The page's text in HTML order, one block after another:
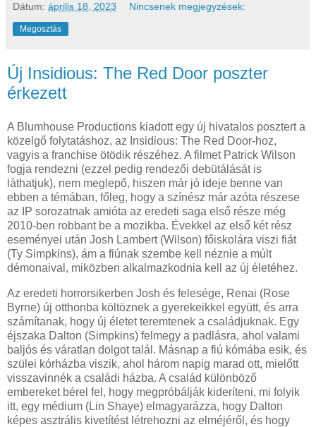
Dátum: április 18, 2023 Nincsenek megjegyzések:
Megosztás
Új Insidious: The Red Door poszter
érkezett
A Blumhouse Productions kiadott egy új hivatalos posztert a
közelgő folytatáshoz, az Insidious: The Red Door-hoz,
vagyis a franchise ötödik részéhez. A filmet Patrick Wilson
fogja rendezni (ezzel pedig rendezői debütálását is
láthatjuk), nem meglepő, hiszen már jó ideje benne van
ebben a témában, főleg, hogy a színész már azóta részese
az IP sorozatnak amióta az eredeti saga első része még
2010-ben robbant be a mozikba. Évekkel az első két rész
eseményei után Josh Lambert (Wilson) főiskolára viszi fiát
(Ty Simpkins), ám a fiúnak szembe kell néznie a múlt
démonaival, miközben alkalmazkodnia kell az új életéhez.
Az eredeti horrorsikerben Josh és felesége, Renai (Rose
Byrne) új otthonba költöznek a gyerekeikkel együtt, és arra
számítanak, hogy új életet teremtenek a családjuknak. Egy
éjszaka Dalton (Simpkins) felmegy a padlásra, ahol valami
baljós és váratlan dolgot talál. Másnap a fiú kómába esik, és
szülei kórházba viszik, ahol három napig marad ott, mielőtt
visszavinnék a családi házba. A család különböző
embereket bérel fel, hogy megpróbálják kideríteni, mi folyik
itt, egy médium (Lin Shaye) elmagyarázza, hogy Dalton
képes asztrális kivetítést létrehozni az elméjéről, és hogy